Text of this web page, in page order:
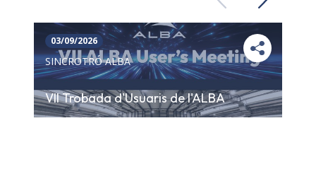
PreviousNext
03/09/2026
SINCROTRÓ ALBA
VII Trobada d'Usuaris de l'ALBA